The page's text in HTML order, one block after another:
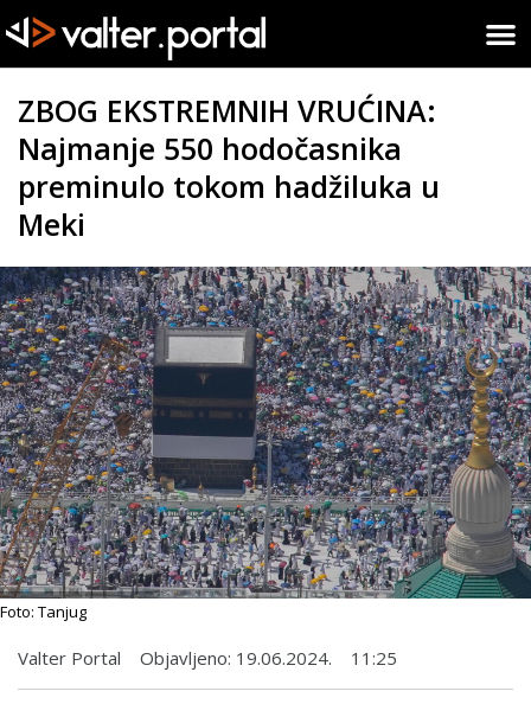
ZBOG EKSTREMNIH VRUĆINA:
Najmanje 550 hodočasnika
preminulo tokom hadžiluka u
Meki
Foto: Tanjug
Valter Portal Objavljeno: 19.06.2024. 11:25